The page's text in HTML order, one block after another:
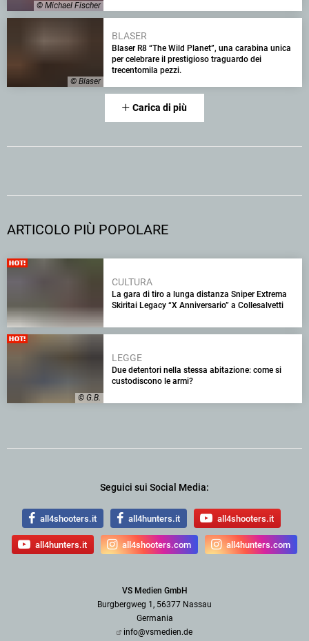
© Michael Fischer
© Blaser
BLASER
Blaser R8 “The Wild Planet”, una carabina unica
per celebrare il prestigioso traguardo dei
trecentomila pezzi.
Carica di più
ARTICOLO PIÙ POPOLARE
CULTURA
La gara di tiro a lunga distanza Sniper Extrema
Skiritai Legacy “X Anniversario” a Collesalvetti
© G.B.
LEGGE
Due detentori nella stessa abitazione: come si
custodiscono le armi?
Seguici sui Social Media:
all4shooters.it all4hunters.it all4shooters.it
all4hunters.it all4shooters.com all4hunters.com
VS Medien GmbH
Burgbergweg 1, 56377 Nassau
Germania
info@vsmedien.de